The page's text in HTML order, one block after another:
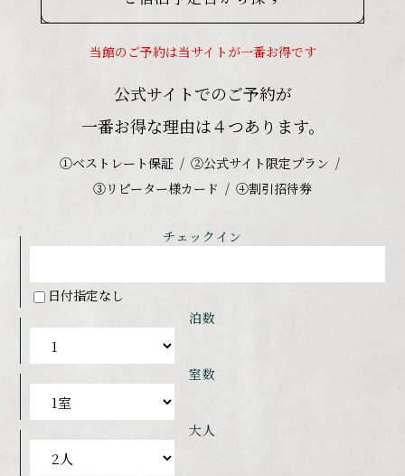
当館のご予約は当サイトが一番お得です
公式サイトでのご予約が
一番お得な理由は４つあります。
①ベストレート保証
②公式サイト限定プラン
③リピーター様カード
④割引招待券
チェックイン
日付指定なし
泊数
室数
大人